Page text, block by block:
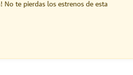
te pierdas los estrenos de esta